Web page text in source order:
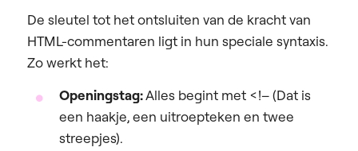
De sleutel tot het ontsluiten van de kracht van
HTML-commentaren ligt in hun speciale syntaxis.
Zo werkt het:
Openingstag:Alles begint met <!–(Dat is
een haakje, een uitroepteken en twee
streepjes).